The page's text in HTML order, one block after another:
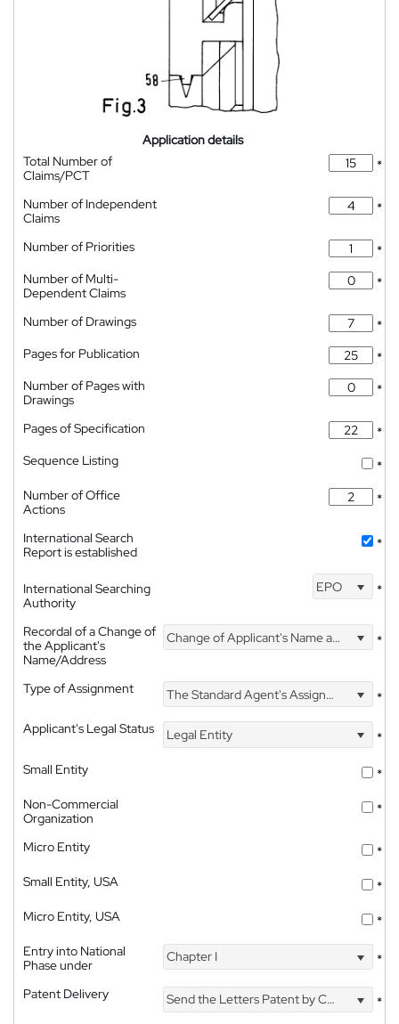
Application details
Total Number of
Claims/PCT
*
Number of Independent
Claims
*
Number of Priorities
*
Number of Multi-
Dependent Claims
*
Number of Drawings
*
Pages for Publication
*
Number of Pages with
Drawings
*
Pages of Specification
*
Sequence Listing
*
Number of Office
Actions
*
International Search
Report is established
*
International Searching
Authority
EPO *
Recordal of a Change of
the Applicant's
Name/Address
Change of Applicant's Name and Address *
Type of Assignment The Standard Agent's Assignment
*
Applicant's Legal Status
Legal Entity
*
Small Entity
*
Non-Commercial
Organization
*
Micro Entity
*
Small Entity, USA
*
Micro Entity, USA
*
Entry into National
Phase under
Chapter I *
Patent Delivery Send the Letters Patent by Courier *